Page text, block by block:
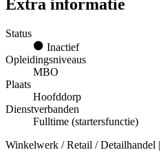
Extra informatie
Status
Inactief
Opleidingsniveaus
MBO
Plaats
Hoofddorp
Dienstverbanden
Fulltime (startersfunctie)
Winkelwerk / Retail / Detailhandel